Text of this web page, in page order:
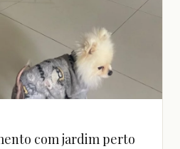
com jardim perto